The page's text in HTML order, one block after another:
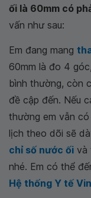
ối là 60mm có
vấn như sau:
Em đang mang
60mm là đo 4
bình thường, còn
đề cập đến. Nếu
thường em vẫn
lịch theo dõi sẽ
chỉ số nước ối và
nhé. Em có thể
Hệ thống Y tế